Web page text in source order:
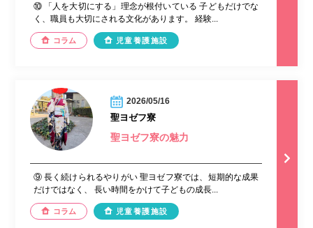
⑩ 「人を大切にする」理念が根付いている 子どもだけでな
く、職員も大切にされる文化があります。 経験...
コラム 児童養護施設
2026/05/16
聖ヨゼフ寮
聖ヨゼフ寮の魅力
⑨ 長く続けられるやりがい 聖ヨゼフ寮では、短期的な成果
だけではなく、 長い時間をかけて子どもの成長...
コラム 児童養護施設